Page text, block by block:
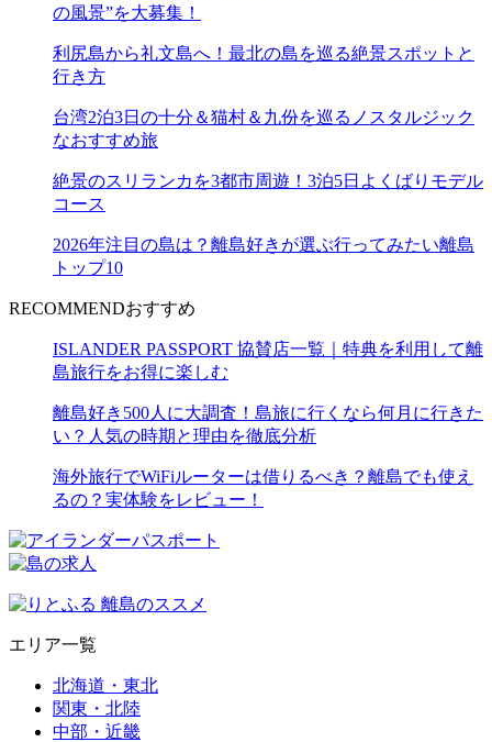
の風景”を大募集！
利尻島から礼文島へ！最北の島を巡る絶景スポットと
行き方
台湾2泊3日の十分＆猫村＆九份を巡るノスタルジック
なおすすめ旅
絶景のスリランカを3都市周遊！3泊5日よくばりモデル
コース
2026年注目の島は？離島好きが選ぶ行ってみたい離島
トップ10
RECOMMENDおすすめ
ISLANDER PASSPORT 協賛店一覧｜特典を利用して離
島旅行をお得に楽しむ
離島好き500人に大調査！島旅に行くなら何月に行きた
い？人気の時期と理由を徹底分析
海外旅行でWiFiルーターは借りるべき？離島でも使え
るの？実体験をレビュー！
エリア一覧
北海道・東北
関東・北陸
中部・近畿